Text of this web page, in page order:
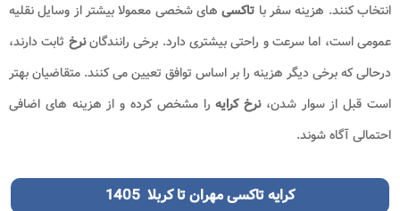
انتخاب کنند. هزینه سفر با تاکسی های شخصی معمولا بیشتر از وسایل نقلیه
عمومی است، اما سرعت و راحتی بیشتری دارد. برخی رانندگاننرخ ثابت دارند،
درحالی که برخی دیگر هزینه را بر اساس توافق تعیین می کنند. متقاضیان بهتر
است قبل از سوار شدن،نرخ کرایه را مشخص کرده و از هزینه های اضافی
احتمالی آگاه شوند.
کرایه تاکسی مهران تا کربلا 1405